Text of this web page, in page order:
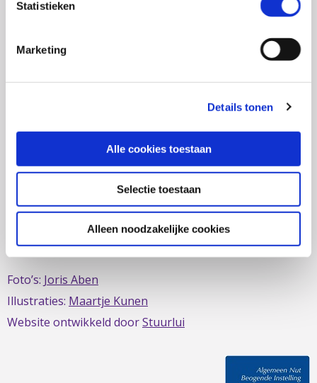
Statistieken
Marketing
Details tonen
Alle cookies toestaan
Selectie toestaan
Alleen noodzakelijke cookies
van Crohn, colitis ulcerosa en microscopische colitis.
Deze ontstekingsziektes noemt men ook wel
Inflammatory Bowel Disease (IBD). Crohn & Colitis NL zet
zich al sinds 1979 in om de belangen van mensen met
IBD te behartigen. Evenals de belangen van mensen met
short bowel/darmfalen.
Deze website is mede mogelijk gemaakt door het
Fonds
Foto’s: Joris Aben
Illustraties: Maartje Kunen
Website ontwikkeld doorStuurlui